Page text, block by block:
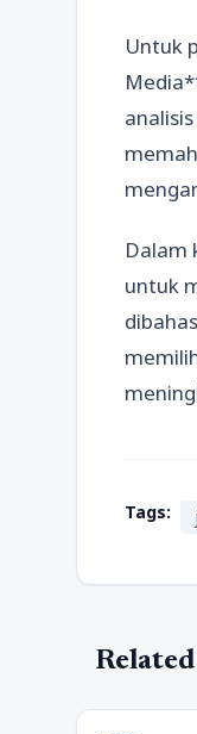
Untuk
Dalam
untuk
Tags: